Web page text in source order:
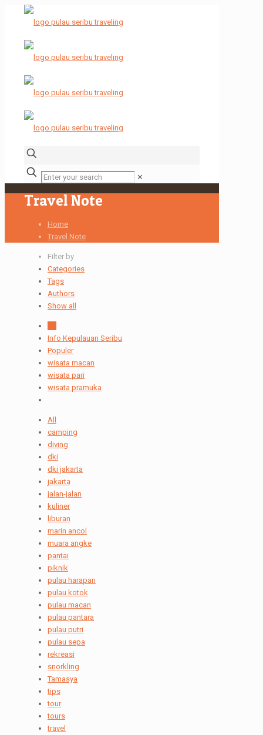
✕
Travel Note
Home
Travel Note
Filter by
Categories
Tags
Authors
Show all
Info Kepulauan Seribu
Populer
wisata macan
wisata pari
wisata pramuka
All
camping
diving
dki
dki jakarta
jakarta
jalan-jalan
kuliner
liburan
marin ancol
muara angke
pantai
piknik
pulau harapan
pulau kotok
pulau macan
pulau pantara
pulau putri
pulau sepa
rekreasi
snorkling
Tamasya
tips
tour
tours
travel